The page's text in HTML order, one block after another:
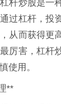
杆炒股是一
过杠杆，投
从而获得更
厉害，杠杆
使用。
**